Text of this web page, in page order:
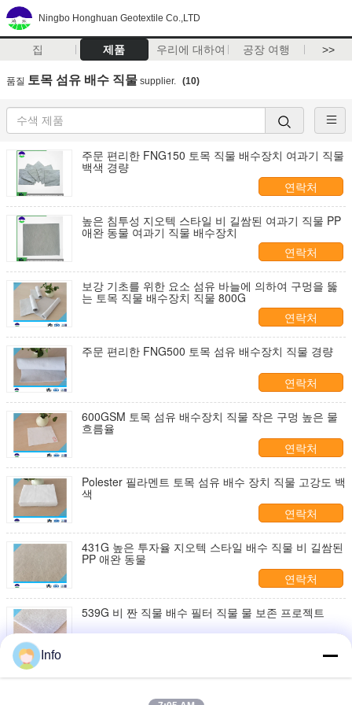
Ningbo Honghuan Geotextile Co.,LTD
집 제품 우리에 대하여 공장 여행 >>
품질 토목 섬유 배수 직물 supplier. (10)
주문 편리한 FNG150 토목 직물 배수장치 여과기 직물
백색 경량
연락처
높은 침투성 지오텍 스타일 비 길쌈된 여과기 직물 PP
애완 동물 여과기 직물 배수장치
연락처
보강 기초를 위한 요소 섬유 바늘에 의하여 구멍을 뚫
는 토목 직물 배수장치 직물 800G
연락처
주문 편리한 FNG500 토목 섬유 배수장치 직물 경량
연락처
600GSM 토목 섬유 배수장치 직물 작은 구멍 높은 물
흐름율
연락처
Polester 필라멘트 토목 섬유 배수 장치 직물 고강도 백
색
연락처
431G 높은 투자율 지오텍 스타일 배수 직물 비 길쌈된
PP 애완 동물
연락처
539G 비 짠 직물 배수 필터 직물 물 보존 프로젝트
조경 여과기 직물 도로 건축 직물 좋은 다공성 물 침투
Info